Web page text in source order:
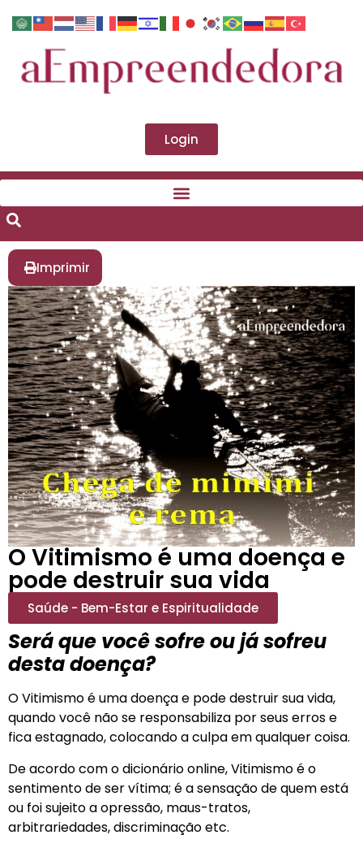
Login
Imprimir
O Vitimismo é uma doença e
pode destruir sua vida
Saúde - Bem-Estar e Espiritualidade
Será que você sofre ou já sofreu
desta doença?
O Vitimismo é uma doença e pode destruir sua vida,
quando você não se responsabiliza por seus erros e
fica estagnado, colocando a culpa em qualquer coisa.
De acordo com o dicionário online, Vitimismo é o
sentimento de ser vítima; é a sensação de quem está
ou foi sujeito a opressão, maus-tratos,
arbitrariedades, discriminação etc.